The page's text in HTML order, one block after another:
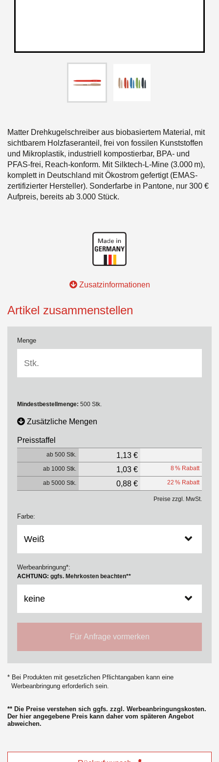
Matter Drehkugelschreiber aus biobasiertem Material, mit
sichtbarem Holzfaseranteil, frei von fossilen Kunststoffen
und Mikroplastik, industriell kompostierbar, BPA- und
PFAS-frei, Reach-konform. Mit Silktech-L-Mine (3.000 m),
komplett in Deutschland mit Ökostrom gefertigt (EMAS-
zertifizierter Hersteller). Sonderfarbe in Pantone, nur 300 €
Aufpreis, bereits ab 3.000 Stück.
Zusatzinformationen
Artikel zusammenstellen
Menge
Mindestbestellmenge: 500 Stk.
Zusätzliche Mengen
Preisstaffel
ab 500 Stk. 1,13 €
ab 1000 Stk. 1,03 € 8 % Rabatt
ab 5000 Stk. 0,88 € 22 % Rabatt
Preise zzgl. MwSt.
Farbe:
Werbeanbringung*:
ACHTUNG: ggfs. Mehrkosten beachten**
Für Anfrage vormerken
* Bei Produkten mit gesetzlichen Pflichtangaben kann eine
Werbeanbringung erforderlich sein.
** Die Preise verstehen sich ggfs. zzgl. Werbeanbringungskosten.
Der hier angegebene Preis kann daher vom späteren Angebot
abweichen.